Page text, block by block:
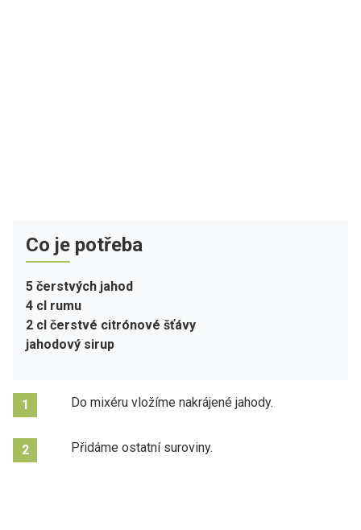
Co je potřeba
5 čerstvých jahod
4 cl rumu
2 cl čerstvé citrónové šťávy
jahodový sirup
1 Do mixéru vložíme nakrájené jahody.
2 Přidáme ostatní suroviny.